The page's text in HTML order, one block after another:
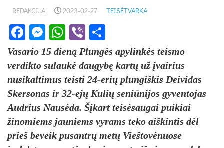
REDAKCIJA 2023-02-27 TEISĖTVARKA
Facebook
Messenger
WhatsApp
Viber
Vasario 15 dieną Plungės apylinkės teismo
verdikto sulaukė daugybę kartų už įvairius
nusikaltimus teisti 24-erių plungiškis Deividas
Skersonas ir 32-ejų Kulių seniūnijos gyventojas
Audrius Nausėda. Šįkart teisėsaugai puikiai
žinomiems jauniems vyrams teko aiškintis dėl
prieš beveik pusantrų metų Vieštovėnuose